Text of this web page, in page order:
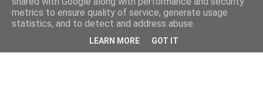
metrics to ensure quality of service, generate usage
statistics, and to detect and address abuse.
LEARN MORE GOT IT